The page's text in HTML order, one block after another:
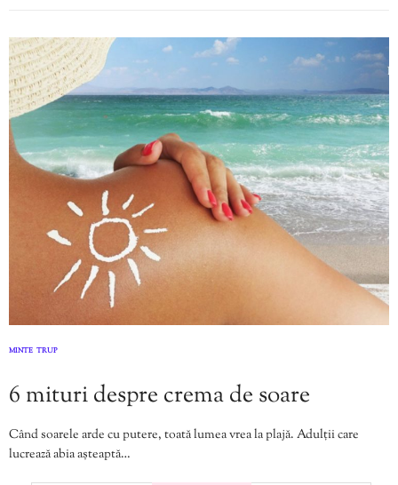
MINTE TRUP
6 mituri despre crema de soare
Când soarele arde cu putere, toată lumea vrea la plajă. Adulții care
lucrează abia așteaptă…